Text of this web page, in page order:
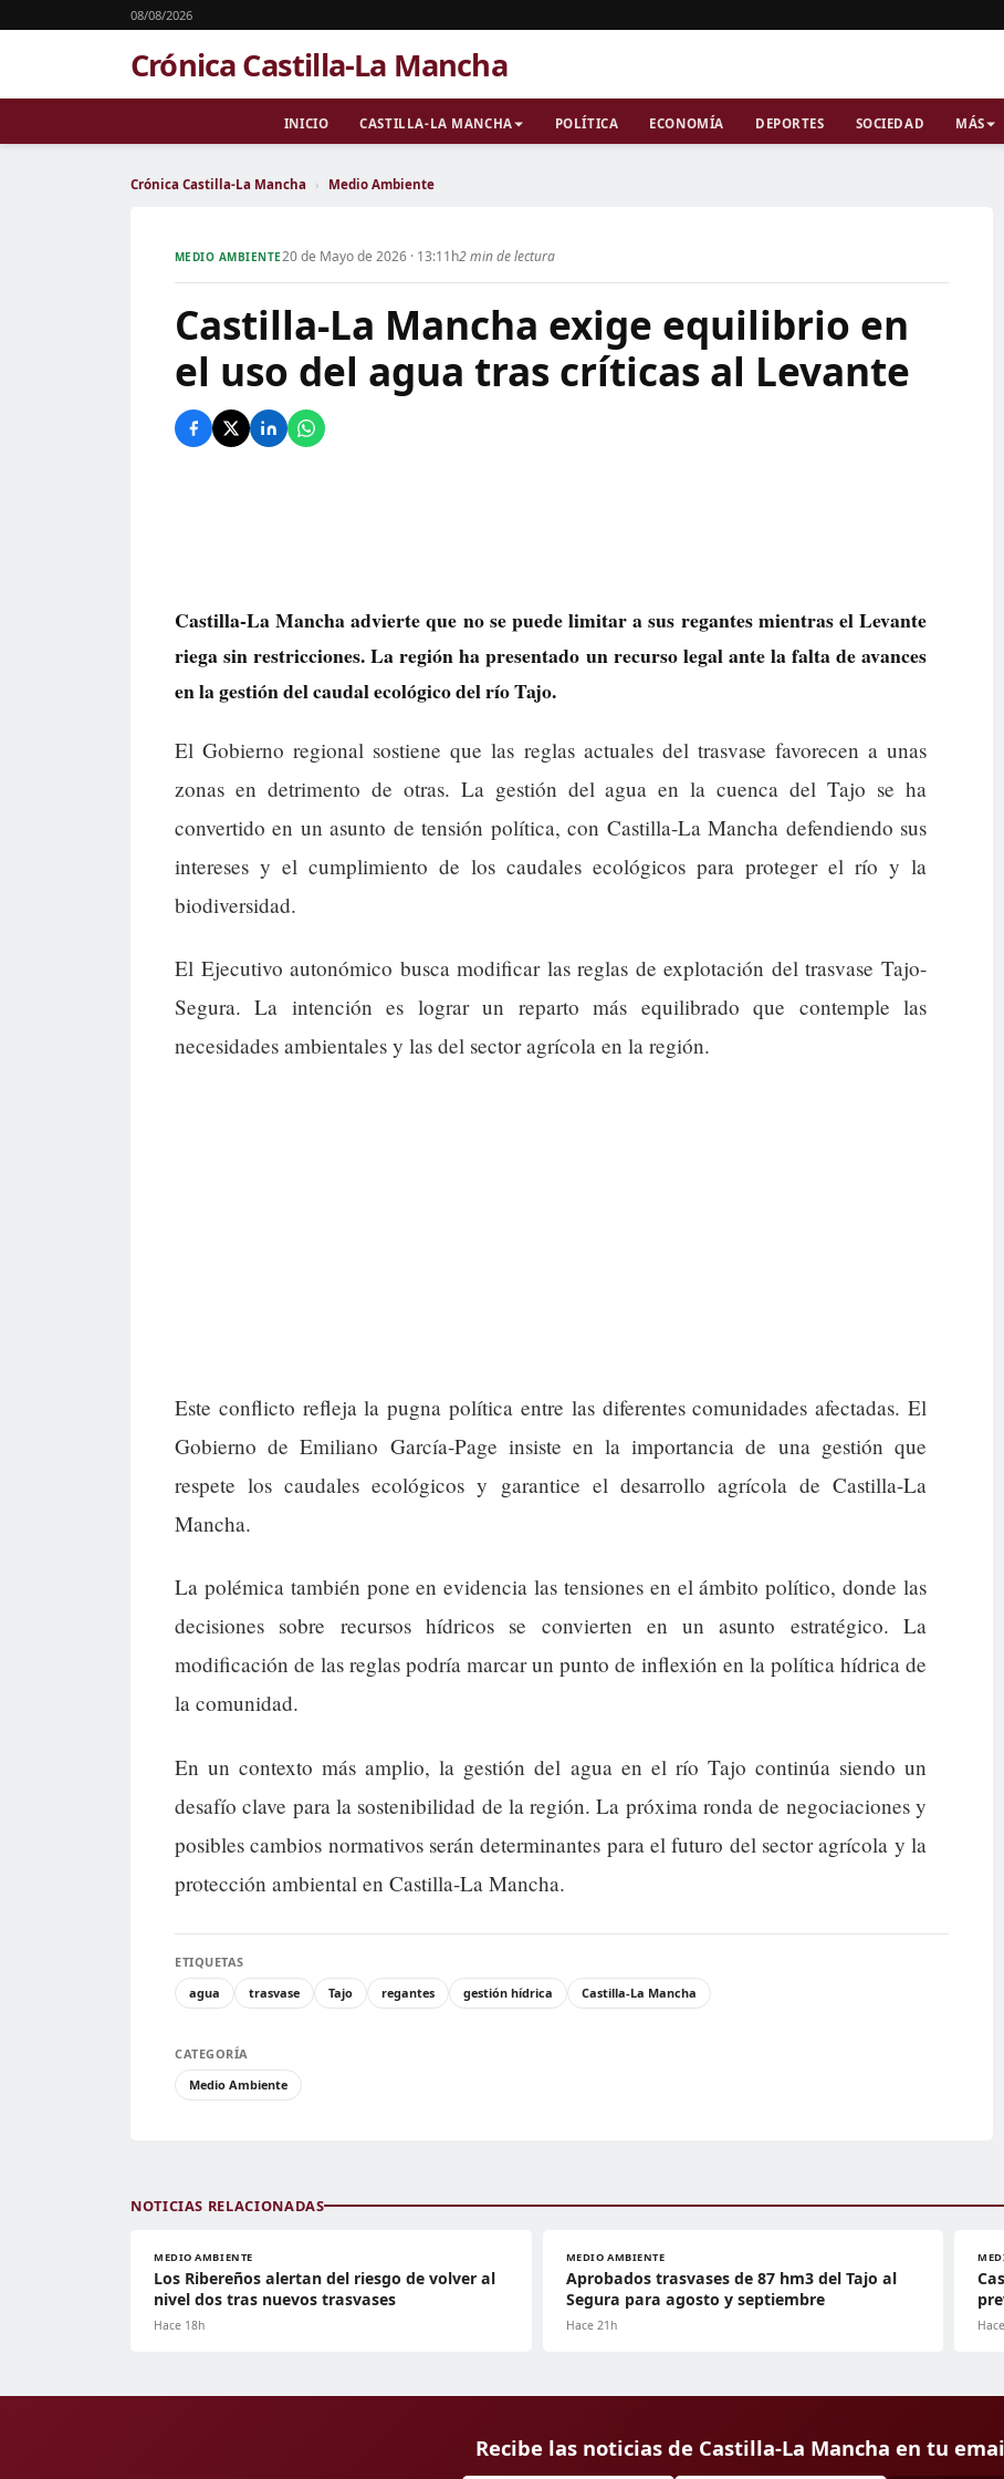
08/08/2026
Crónica Castilla-La Mancha
INICIO CASTILLA-LA MANCHA POLÍTICA ECONOMÍA DEPORTES SOCIEDAD MÁS
Crónica Castilla-La Mancha › Medio Ambiente
MEDIO AMBIENTE20 de Mayo de 2026 · 13:11h2 min de lectura
Castilla-La Mancha exige equilibrio en
el uso del agua tras críticas al Levante
Castilla-La Mancha advierte que no se puede limitar a sus regantes mientras el Levante
riega sin restricciones. La región ha presentado un recurso legal ante la falta de avances
en la gestión del caudal ecológico del río Tajo.
El Gobierno regional sostiene que las reglas actuales del trasvase favorecen a unas
zonas en detrimento de otras. La gestión del agua en la cuenca del Tajo se ha
convertido en un asunto de tensión política, con Castilla-La Mancha defendiendo sus
intereses y el cumplimiento de los caudales ecológicos para proteger el río y la
biodiversidad.
El Ejecutivo autonómico busca modificar las reglas de explotación del trasvase Tajo-
Segura. La intención es lograr un reparto más equilibrado que contemple las
necesidades ambientales y las del sector agrícola en la región.
Este conflicto refleja la pugna política entre las diferentes comunidades afectadas. El
Gobierno de Emiliano García-Page insiste en la importancia de una gestión que
respete los caudales ecológicos y garantice el desarrollo agrícola de Castilla-La
Mancha.
La polémica también pone en evidencia las tensiones en el ámbito político, donde las
decisiones sobre recursos hídricos se convierten en un asunto estratégico. La
modificación de las reglas podría marcar un punto de inflexión en la política hídrica de
la comunidad.
En un contexto más amplio, la gestión del agua en el río Tajo continúa siendo un
desafío clave para la sostenibilidad de la región. La próxima ronda de negociaciones y
posibles cambios normativos serán determinantes para el futuro del sector agrícola y la
protección ambiental en Castilla-La Mancha.
ETIQUETAS
agua
trasvase Tajo regantes gestión hídrica Castilla-La Mancha
CATEGORÍA
Medio Ambiente
NOTICIAS RELACIONADAS
MEDIO AMBIENTE
Los Ribereños alertan del riesgo de volver al
nivel dos tras nuevos trasvases
Hace 18h
MEDIO AMBIENTE
Aprobados trasvases de 87 hm3 del Tajo al
Segura para agosto y septiembre
Hace 21h
Recibe las noticias de Castilla-La Mancha en tu